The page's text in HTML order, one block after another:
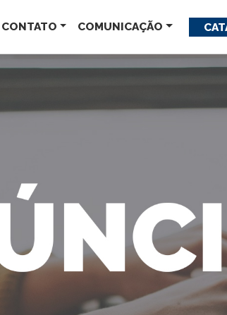
CONTATO COMUNICAÇÃO